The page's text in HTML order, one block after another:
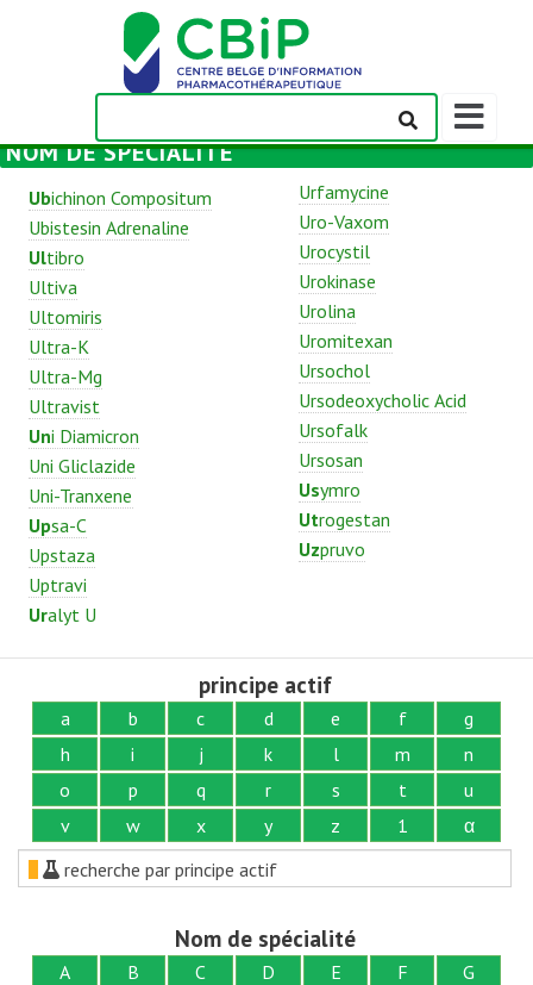
Afficher/
la
NOM DE SPÉCIALITÉ
Ubichinon Compositum
Ubistesin Adrenaline
Ultibro
Ultiva
Ultomiris
Ultra-K
Ultra-Mg
Ultravist
Uni Diamicron
Uni Gliclazide
Uni-Tranxene
Upsa-C
Upstaza
Uptravi
Uralyt U
Urfamycine
Uro-Vaxom
Urocystil
Urokinase
Urolina
Uromitexan
Ursochol
Ursodeoxycholic Acid
Ursofalk
Ursosan
Usymro
Utrogestan
Uzpruvo
principe actif
a b c d e f
g
h
i j k l m
n
o
p q r s t
u
v
w x y z 1
α
recherche par principe actif
Nom de spécialité
A B C D E F
G